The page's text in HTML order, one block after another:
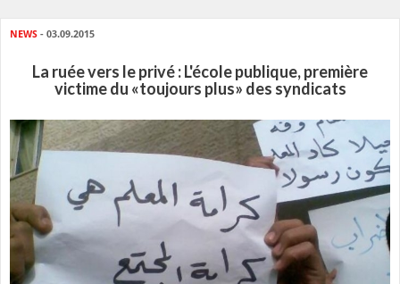
NEWS - 03.09.2015
La ruée vers le privé : L'école publique, première
victime du «toujours plus» des syndicats